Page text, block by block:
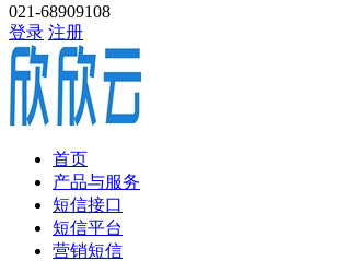
021-68909108
登录 注册
首页
产品与服务
短信接口
短信平台
营销短信